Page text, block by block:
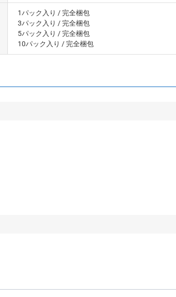
1パック入り / 完全梱包
3パック入り / 完全梱包
5パック入り / 完全梱包
10パック入り / 完全梱包